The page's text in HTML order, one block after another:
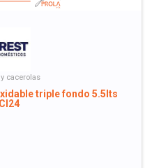
cacerolas
triple fondo 5.5lts